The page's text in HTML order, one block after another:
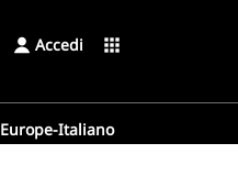
Accedi apps
Europe-Italiano